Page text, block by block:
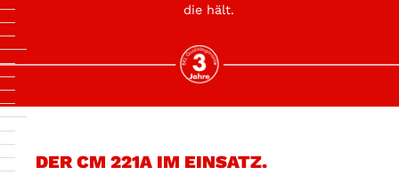
die hält.
DER CM 221A IM EINSATZ.